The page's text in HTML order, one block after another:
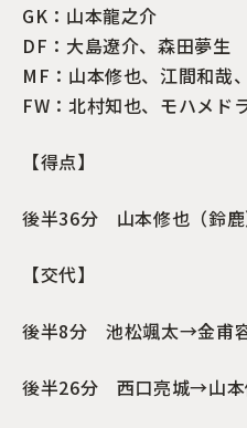
GK：山本龍之介
DF：大島遼介、森田夢生
MF：山本修也、江間和哉、
FW： 北村知也、モハメド
【得点】
後半36分 山本修也（鈴鹿
【交代】
後半8分 池松颯太→金甫
後半26分 西口亮城→山本